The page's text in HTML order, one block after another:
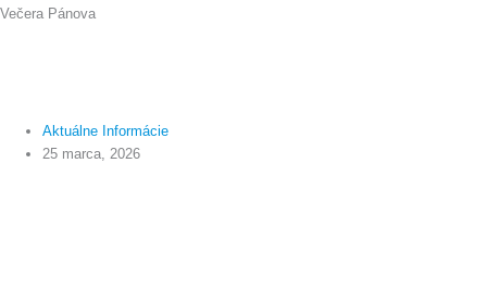
Večera Pánova
Aktuálne Informácie
25 marca, 2026